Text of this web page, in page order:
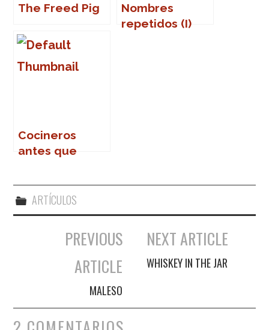
The Freed Pig
Nombres
repetidos (I)
Cocineros
antes que
ARTÍCULOS
Navegación de entradas
PREVIOUS
ARTICLE
MALESO
NEXT ARTICLE
WHISKEY IN THE JAR